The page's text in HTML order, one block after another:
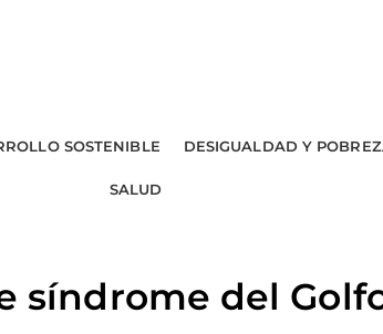
SOSTENIBLE DESIGUALDAD Y
SALUD
síndrome del